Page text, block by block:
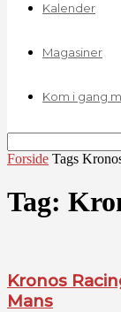
Kalender
Magasiner
Kom i gang
Forside Tags
Tag:
Kronos
Mans